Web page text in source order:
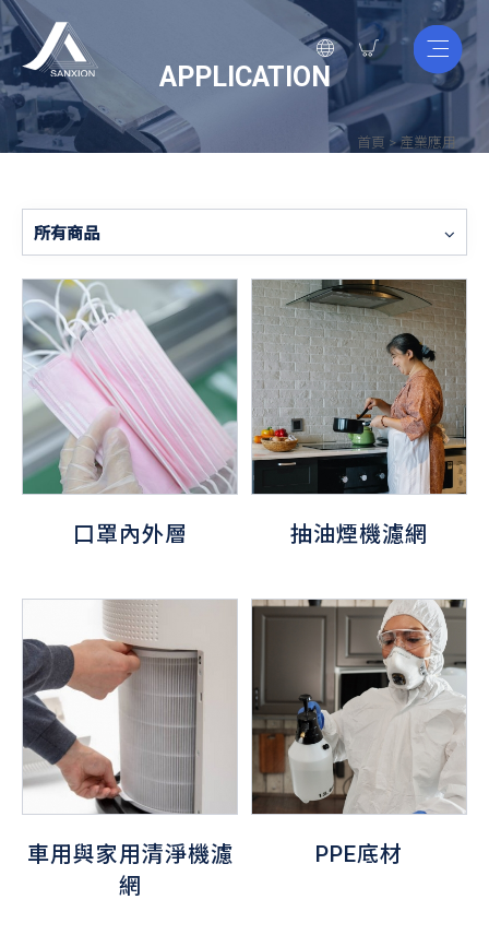
APPLICATION
首頁 > 產業應用
所有商品
口罩內外層 抽油煙機濾網
車用與家用清淨機濾
網
PPE底材